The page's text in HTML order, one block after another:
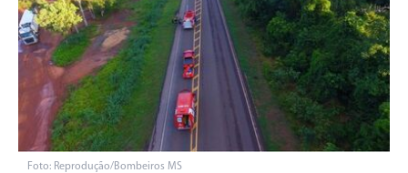
Foto: Reprodução/Bombeiros MS